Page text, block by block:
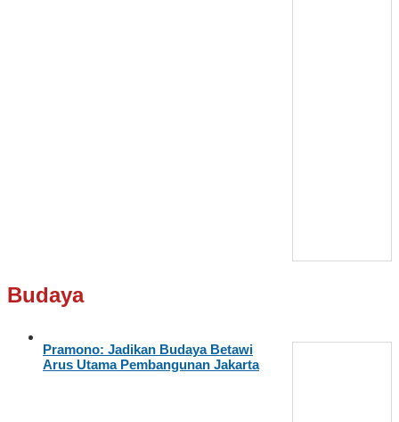
Budaya
Pramono: Jadikan Budaya Betawi
Arus Utama Pembangunan Jakarta